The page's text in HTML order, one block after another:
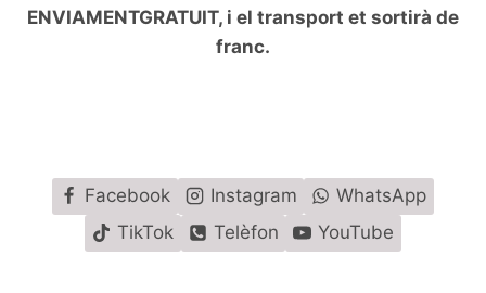
ENVIAMENTGRATUIT, i el transport et sortirà de
franc.
Facebook Instagram
WhatsApp
TikTok
Telèfon YouTube